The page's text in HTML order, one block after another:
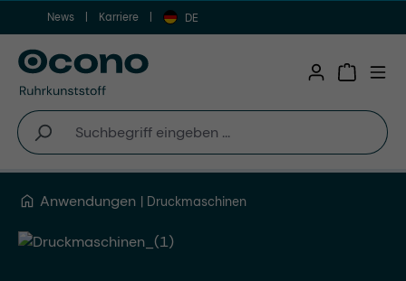
Zum Hauptinhalt springen
News Karriere DE
Anwendungen Druckmaschinen